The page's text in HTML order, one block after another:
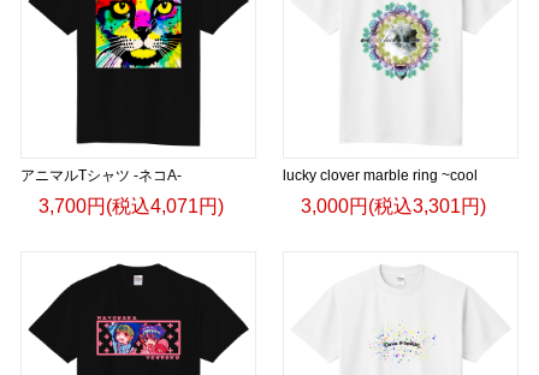
アニマルTシャツ -ネコA-
3,700円(税込4,071円)
lucky clover marble ring ~cool
3,000円(税込3,301円)